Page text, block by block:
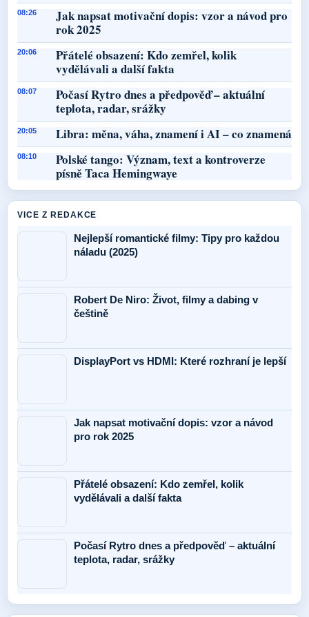
08:26
Jak napsat motivační dopis: vzor a návod pro
rok 2025
20:06
Přátelé obsazení: Kdo zemřel, kolik
vydělávali a další fakta
08:07
Počasí Rytro dnes a předpověď – aktuální
teplota, radar, srážky
20:05 Libra: měna, váha, znamení i AI – co znamená
08:10
Polské tango: Význam, text a kontroverze
písně Taca Hemingwaye
VICE Z REDAKCE
Nejlepší romantické filmy: Tipy pro každou
náladu (2025)
Robert De Niro: Život, filmy a dabing v
češtině
DisplayPort vs HDMI: Které rozhraní je lepší
Jak napsat motivační dopis: vzor a návod
pro rok 2025
Přátelé obsazení: Kdo zemřel, kolik
vydělávali a další fakta
Počasí Rytro dnes a předpověď – aktuální
teplota, radar, srážky